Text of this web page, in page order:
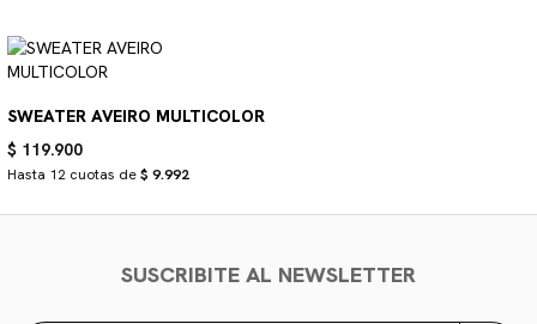
SWEATER AVEIRO MULTICOLOR
$ 119.900
Hasta 12 cuotas de$ 9.992
SUSCRIBITE AL NEWSLETTER